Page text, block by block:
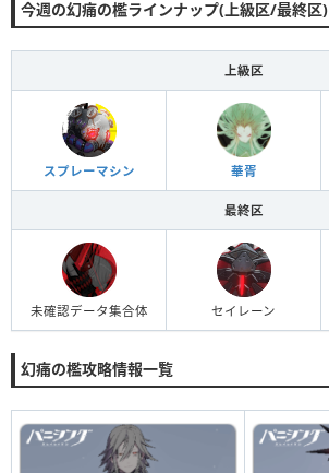
今週の幻痛の檻ラインナップ(上級区/最終区)
上級区
スプレーマシン 華胥
最終区
未確認データ集合体 セイレーン
幻痛の檻攻略情報一覧